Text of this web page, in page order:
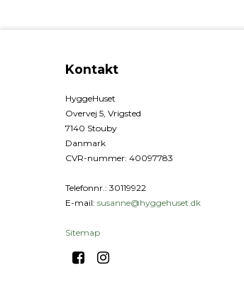
Kontakt
HyggeHuset
Overvej 5, Vrigsted
7140 Stouby
Danmark
CVR-nummer: 40097783
Telefonnr. : 30119922
E-mail: susanne@hyggehuset.dk
Sitemap